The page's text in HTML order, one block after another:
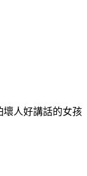
壞人好講話的女孩